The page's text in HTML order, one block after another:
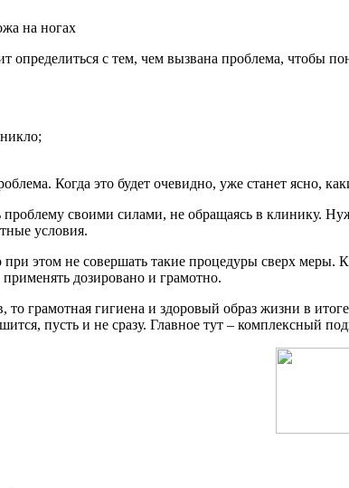
определиться с тем, чем вызвана проблема, чтобы
Когда это будет очевидно, уже станет ясно,
своими силами, не обращаясь в клинику.
условия.
при этом не совершать такие процедуры сверх
дозировано и грамотно.
то грамотная гигиена и здоровый образ жизни в
пусть и не сразу. Главное тут – комплексный